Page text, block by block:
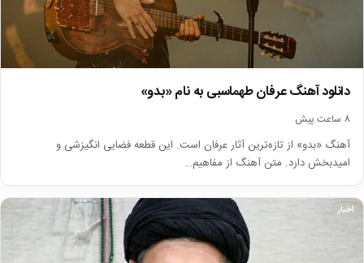
دانلود آهنگ عرفان طهماسبی به نام «بدو»
8 ساعت پیش
آهنگ «بدو» از تازه‌ترین آثار عرفان است. این قطعه فضایی انگیزشی و
امیدبخش دارد. متن آهنگ از مفاهیم…
اخبار